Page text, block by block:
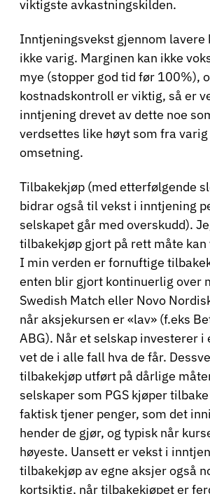
viktigste avkastningskilden.
Inntjeningsvekst gjennom lavere
ikke varig. Marginen kan ikke
mye (stopper god tid før 100%),
kostnadskontroll er viktig, så er
inntjening drevet av dette noe
verdsettes like høyt som fra varig
omsetning.
Tilbakekjøp (med etterfølgende
bidrar også til vekst i inntjening
selskapet går med overskudd).
tilbakekjøp gjort på rett måte
I min verden er fornuftige
enten blir gjort kontinuerlig over
Swedish Match eller Novo
når aksjekursen er «lav» (f.eks
ABG). Når et selskap investerer i
vet de i alle fall hva de får.
tilbakekjøp utført på dårlige
selskaper som PGS kjøper
faktisk tjener penger, som det
hender de gjør, og typisk når
høyeste. Uansett er vekst i
tilbakekjøp av egne aksjer også
kortsiktig, når tilbakekjøpet er